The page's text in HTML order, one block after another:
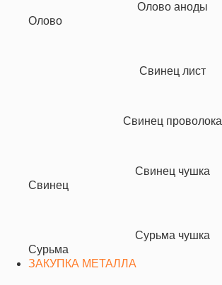
Олово аноды
Олово
Свинец лист
Свинец проволока
Свинец чушка
Свинец
Сурьма чушка
Сурьма
ЗАКУПКА МЕТАЛЛА